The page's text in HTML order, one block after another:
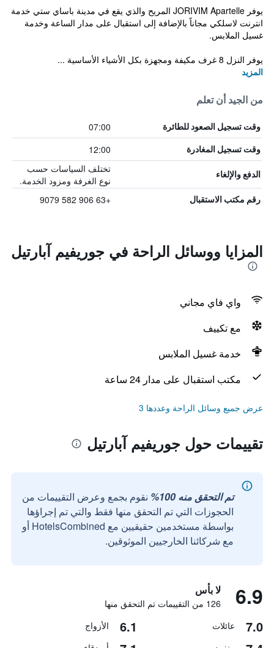
يوفر JORIVIM Apartelle المريح والذي يقع في مدينة باساي ستي خدمة
انترنت لاسلكي مجاناً بالإضافة إلى استقبال على مدار الساعة وخدمة
غسيل الملابس.
يوفر النزل 8 غرف مكيفة ومجهزة بكل الأشياء الأساسية ...
المزيد
من الجيد أن تعلم
وقت تسجيل الصعود للطائرة 07:00
وقت تسجيل المغادرة 12:00
الدفع والإلغاء
تختلف السياسات حسب
نوع الغرفة ومزود الخدمة.
رقم مكتب الاستقبال +63 906 582 9079
المزايا ووسائل الراحة في جوريفيم آبارتيل
واي فاي مجاني
مع تكييف
خدمة غسيل الملابس
مكتب استقبال على مدار 24 ساعة
عرض جميع وسائل الراحة وعددها 3
تقييمات حول جوريفيم آبارتيل
تم التحقق منه 100%
نقوم بجمع وعرض التقييمات من
الحجوزات التي تم التحقق منها فقط والتي تم إجراؤها
بواسطة مستخدمين حقيقيين مع HotelsCombined أو
مع شركائنا الخارجيين الموثوقين.
6.9 لا بأس
126 من التقييمات تم التحقق منها
7.0 عائلات 6.1 الأزواج